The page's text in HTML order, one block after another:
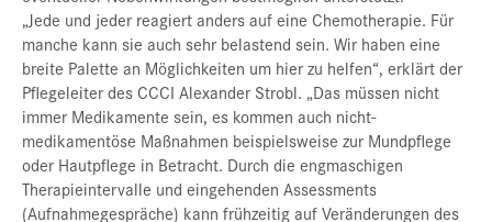
„Jede und jeder reagiert anders auf eine Chemotherapie. Für
manche kann sie auch sehr belastend sein. Wir haben eine
breite Palette an Möglichkeiten um hier zu helfen“, erklärt der
Pflegeleiter des CCCI Alexander Strobl. „Das müssen nicht
immer Medikamente sein, es kommen auch nicht-
medikamentöse Maßnahmen beispielsweise zur Mundpflege
oder Hautpflege in Betracht. Durch die engmaschigen
Therapieintervalle und eingehenden Assessments
(Aufnahmegespräche) kann frühzeitig auf Veränderungen des